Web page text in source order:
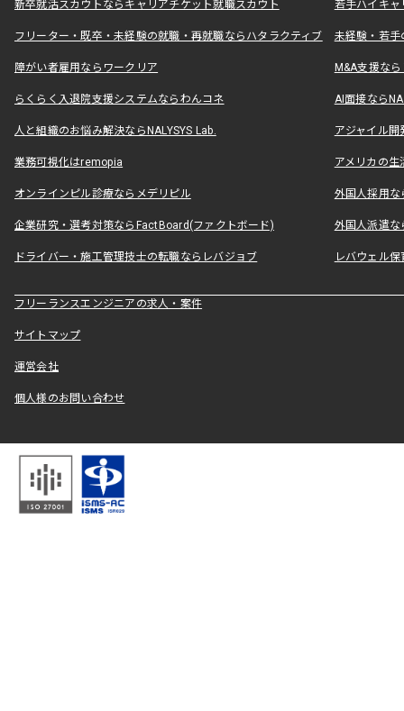
新卒就活スカウトならキャリアチケット就職スカウト 若手ハイキ
フリーター・既卒・未経験の就職・再就職ならハタラクティブ 未経験・若手
障がい者雇用ならワークリア M&A支援な
らくらく入退院支援システムならわんコネ AI面接なら
人と組織のお悩み解決ならNALYSYS Lab. アジャイル
業務可視化はremopia アメリカの
オンラインピル診療ならメデリピル 外国人採用
企業研究・選考対策ならFactBoard(ファクトボード) 外国人派遣な
ドライバー・施工管理技士の転職ならレバジョブ レバウェル
フリーランスエンジニアの求人・案件
サイトマップ
運営会社
個人様のお問い合わせ